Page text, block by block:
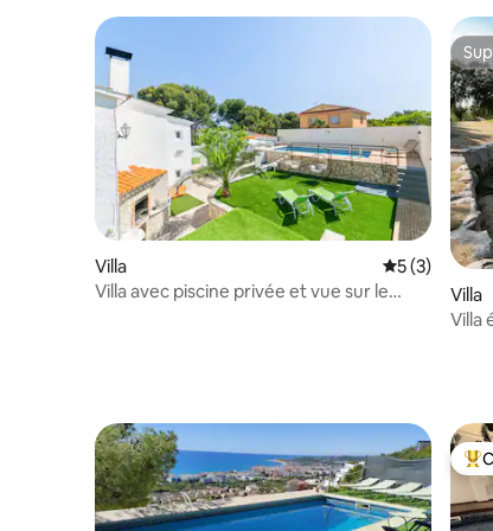
Villa Évaluation
5 (3)
Villa avec piscine privée et vue sur le
Villa
Villa